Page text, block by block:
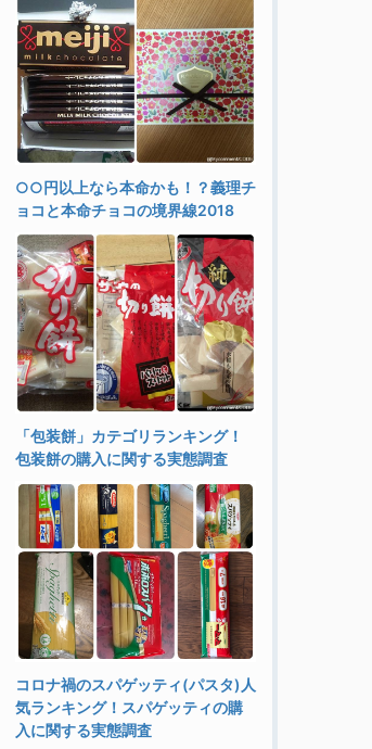
○○円以上なら本命かも！？義理チ
ョコと本命チョコの境界線2018
「包装餅」カテゴリランキング！
包装餅の購入に関する実態調査
コロナ禍のスパゲッティ(パスタ)人
気ランキング！スパゲッティの購
入に関する実態調査